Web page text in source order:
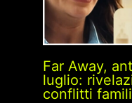
Far Away,
luglio:
conflitti